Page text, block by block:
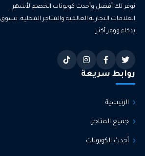
نوفر لك أفضل وأحدث كوبونات الخصم لأشهر
العلامات التجارية العالمية والمتاجر المحلية. تسوق
بذكاء ووفر أكثر.
روابط سريعة
الرئيسية
جميع المتاجر
أحدث الكوبونات